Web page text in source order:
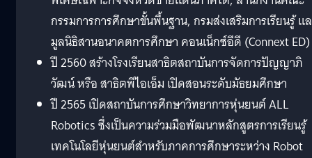
กรรมการการศึกษาขั้นพื้นฐาน, กรมส่งเสริมการเรียนรู้ แ
มูลนิธิสานอนาคตการศึกษา คอนเน็กซ์อีดี (Connext ED)
ปี 2560 สร้างโรงเรียนสาธิตสถาบันการจัดการปัญญาภิ
วัฒน์ หรือ สาธิตพีไอเอ็ม เปิดสอนระดับมัธยมศึกษา
ปี 2565 เปิดสถาบันการศึกษาวิทยาการหุ่นยนต์ ALL
Robotics ซึ่งเป็นความร่วมมือพัฒนาหลักสูตรการเรียนรู้
เทคโนโลยีหุ่นยนต์สำหรับภาคการศึกษาระหว่าง Robot